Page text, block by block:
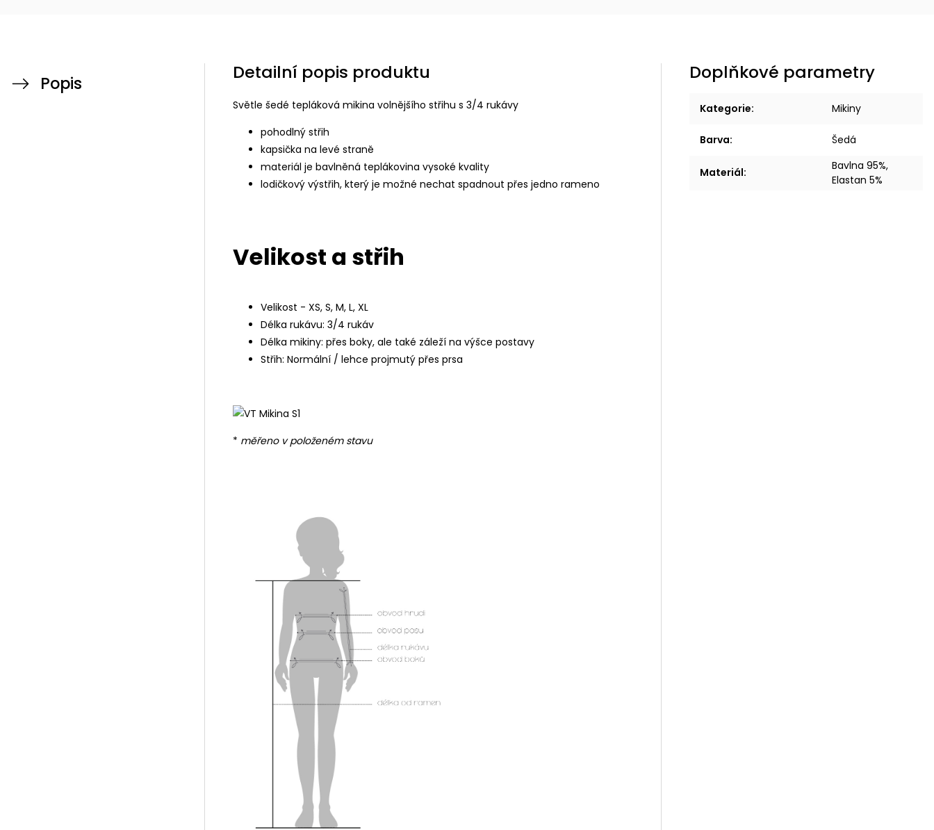
Popis Detailní popis produktu
Světle šedé tepláková mikina volnějšího střihu s 3/4 rukávy
pohodlný střih
kapsička na levé straně
materiál je bavlněná teplákovina vysoké kvality
lodičkový výstřih, který je možné nechat spadnout přes jedno rameno
Velikost a střih
Velikost - XS, S, M, L, XL
Délka rukávu: 3/4 rukáv
Délka mikiny: přes boky, ale také záleží na výšce postavy
Střih: Normální / lehce projmutý přes prsa
* měřeno v položeném stavu
Doplňkové parametry
Kategorie: Mikiny
Barva: Šedá
Materiál:
Bavlna 95%,
Elastan 5%